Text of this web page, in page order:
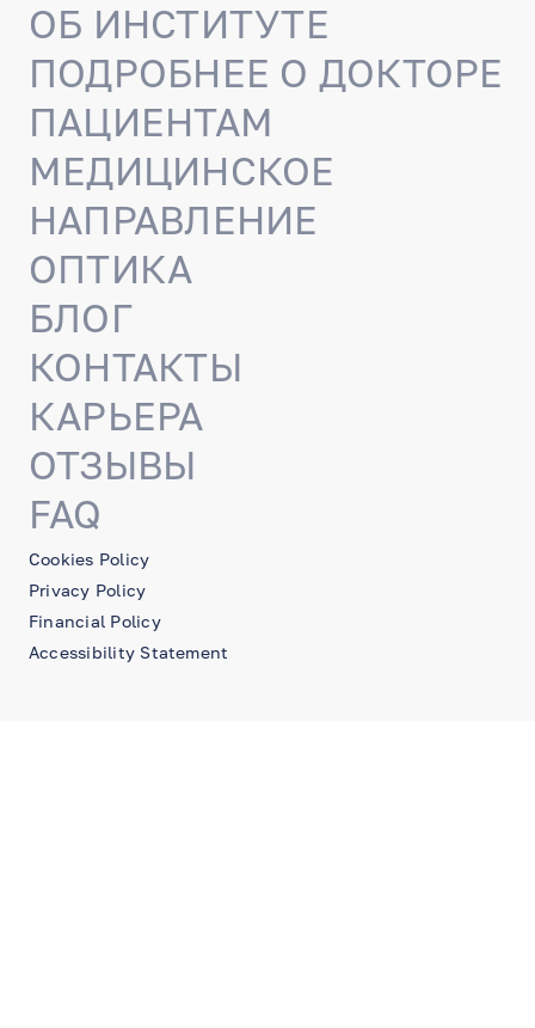
Cookies Policy
Privacy Policy
Financial Policy
Accessibility Statement
ОБ ИНСТИТУТЕ
ПОДРОБНЕЕ О ДОКТОРЕ
ПАЦИЕНТАМ
МЕДИЦИНСКОЕ
НАПРАВЛЕНИЕ
ОПТИКА
БЛОГ
КОНТАКТЫ
КАРЬЕРА
ОТЗЫВЫ
FAQ